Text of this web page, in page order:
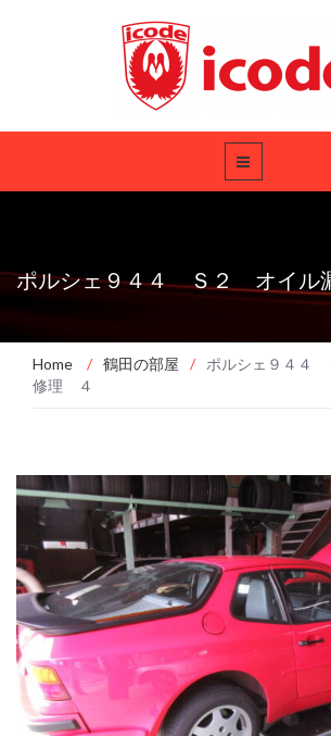
ポルシェ９４４ Ｓ２ オイル
Home / 鶴田の部屋 /
ポルシェ９４４
修理 ４